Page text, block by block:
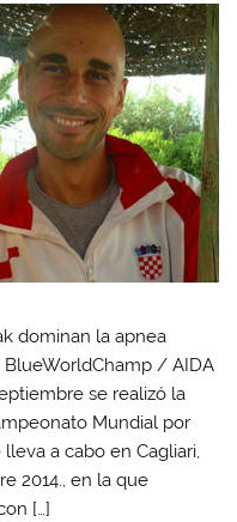
dominan la apnea
/ AIDA
se realizó la
Mundial por
a cabo en Cagliari,
2014., en la que
[…]